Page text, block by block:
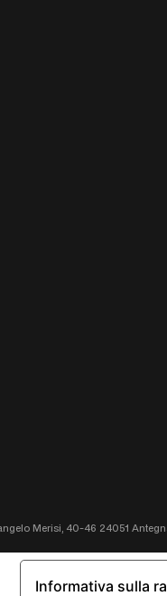
Merisi, 40-46 24051
Informativa sulla